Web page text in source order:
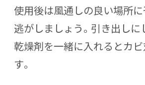
使用後は風通しの良い場所
逃がしましょう。引き出しに
乾燥剤を一緒に入れるとカ
す。